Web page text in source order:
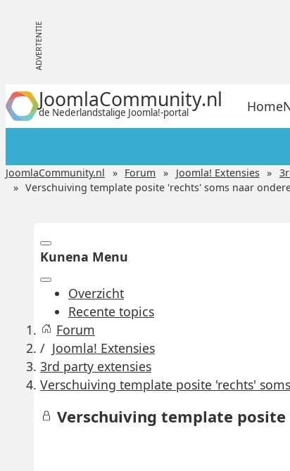
JoomlaCommunity.nl
de Nederlandstalige Joomla!-portal Home
JoomlaCommunity.nl Forum Joomla! Extensies
Verschuiving template posite 'rechts' soms naar
Kunena Menu
Overzicht
Recente topics
Forum
Joomla! Extensies
3rd party extensies
Verschuiving template posite 'rechts'
Verschuiving template posite